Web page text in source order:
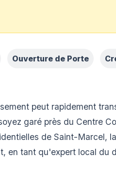
Ouverture de Porte
peut rapidement
garé près du Centre
de Saint-Marcel,
en tant qu'expert local du